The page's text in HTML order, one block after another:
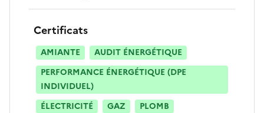
Certificats
AMIANTE
AUDIT ÉNERGÉTIQUE
PERFORMANCE ÉNERGÉTIQUE (DPE
INDIVIDUEL)
ÉLECTRICITÉ
GAZ PLOMB